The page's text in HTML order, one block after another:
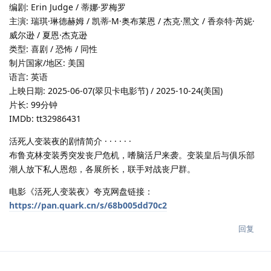
编剧: Erin Judge / 蒂娜·罗梅罗
主演: 瑞琪·琳德赫姆 / 凯蒂·M·奥布莱恩 / 杰克·黑文 / 香奈特·芮妮·
威尔逊 / 夏恩·杰克逊
类型: 喜剧 / 恐怖 / 同性
制片国家/地区: 美国
语言: 英语
上映日期: 2025-06-07(翠贝卡电影节) / 2025-10-24(美国)
片长: 99分钟
IMDb: tt32986431
活死人变装夜的剧情简介 · · · · · ·
布鲁克林变装秀突发丧尸危机，嗜脑活尸来袭。变装皇后与俱乐部
潮人放下私人恩怨，各展所长，联手对战丧尸群。
电影《活死人变装夜》夸克网盘链接：
https://pan.quark.cn/s/68b005dd70c2
回复